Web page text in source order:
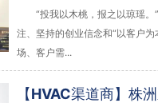
“投我以木桃，报之以琼瑶
注、坚持的创业信念和“以客户
场、客户需...
【HVAC渠道商】株